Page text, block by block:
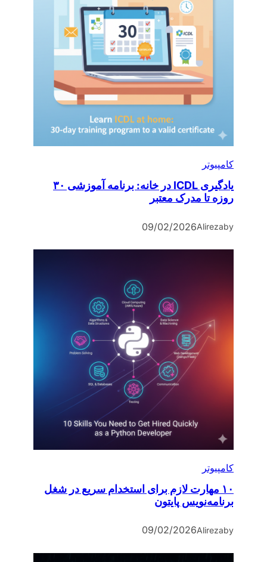
کامپیوتر
یادگیری ICDL در خانه: برنامه آموزشی ۳۰
روزه تا مدرک معتبر
by
Alireza
09/02/2026
کامپیوتر
۱۰ مهارت لازم برای استخدام سریع در شغل
برنامه‌نویس پایتون
by
Alireza
09/02/2026